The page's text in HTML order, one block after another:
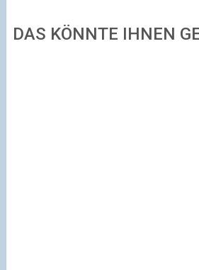
DAS KÖNNTE IHNEN